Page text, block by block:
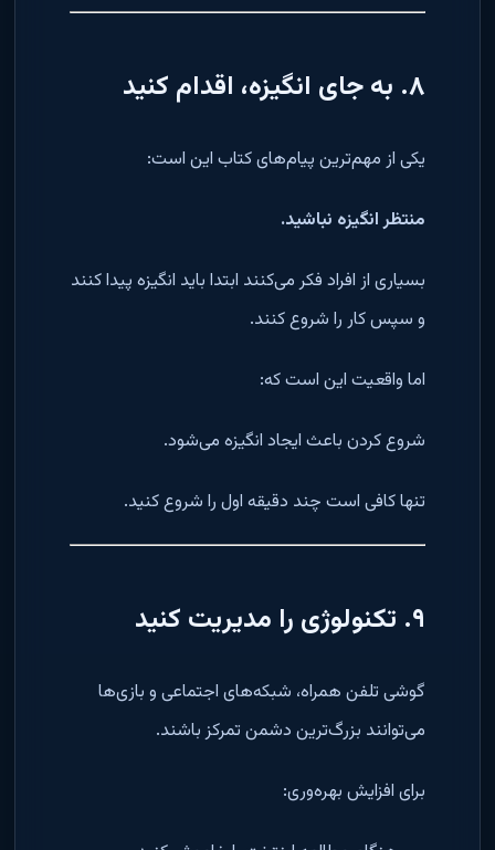
۸. به جای انگیزه، اقدام کنید
یکی از مهم‌ترین پیام‌های کتاب این است:
منتظر انگیزه نباشید.
بسیاری از افراد فکر می‌کنند ابتدا باید انگیزه پیدا کنند
و سپس کار را شروع کنند.
اما واقعیت این است که:
شروع کردن باعث ایجاد انگیزه می‌شود.
تنها کافی است چند دقیقه اول را شروع کنید.
۹. تکنولوژی را مدیریت کنید
گوشی تلفن همراه، شبکه‌های اجتماعی و بازی‌ها
می‌توانند بزرگ‌ترین دشمن تمرکز باشند.
برای افزایش بهره‌وری: